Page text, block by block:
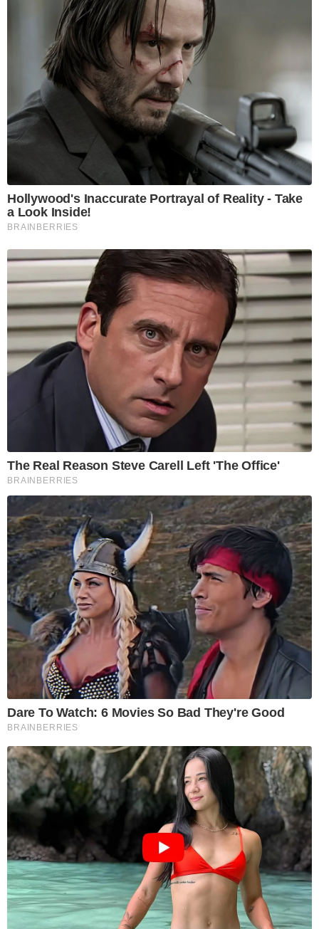
Hollywood's Inaccurate Portrayal of Reality - Take
a Look Inside!
BRAINBERRIES
The Real Reason Steve Carell Left 'The Office'
BRAINBERRIES
Dare To Watch: 6 Movies So Bad They're Good
BRAINBERRIES